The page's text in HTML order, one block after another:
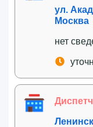
ул.
Москва
нет